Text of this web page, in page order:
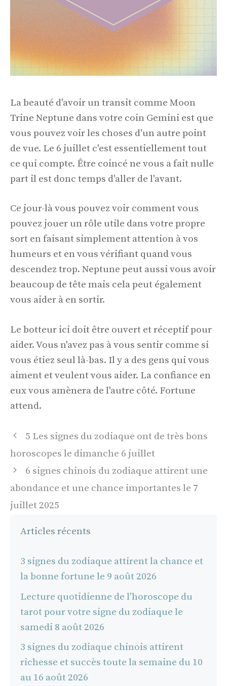
La beauté d'avoir un transit comme Moon
Trine Neptune dans votre coin Gemini est que
vous pouvez voir les choses d'un autre point
de vue. Le 6 juillet c'est essentiellement tout
ce qui compte. Être coincé ne vous a fait nulle
part il est donc temps d'aller de l'avant.
Ce jour-là vous pouvez voir comment vous
pouvez jouer un rôle utile dans votre propre
sort en faisant simplement attention à vos
humeurs et en vous vérifiant quand vous
descendez trop. Neptune peut aussi vous avoir
beaucoup de tête mais cela peut également
vous aider à en sortir.
Le botteur ici doit être ouvert et réceptif pour
aider. Vous n'avez pas à vous sentir comme si
vous étiez seul là-bas. Il y a des gens qui vous
aiment et veulent vous aider. La confiance en
eux vous amènera de l'autre côté. Fortune
attend.
Navigation
des
5 Les signes du zodiaque ont de très bons
horoscopes le dimanche 6 juillet
6 signes chinois du zodiaque attirent une
abondance et une chance importantes le 7
juillet 2025
Articles récents
3 signes du zodiaque attirent la chance et
la bonne fortune le 9 août 2026
Lecture quotidienne de l'horoscope du
tarot pour votre signe du zodiaque le
samedi 8 août 2026
3 signes du zodiaque chinois attirent
richesse et succès toute la semaine du 10
au 16 août 2026